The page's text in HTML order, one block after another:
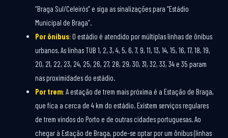
“Braga Sul/Celeirós” e siga as sinalizações para “Estádio
Municipal de Braga”.
Por ônibus: O estádio é atendido por múltiplas linhas de ônibus
urbanos. As linhas TUB 1, 2, 3, 4, 5, 6, 7, 9, 11, 13, 14, 15, 16, 17, 18, 19,
20, 21, 22, 23, 24, 25, 26, 27, 28, 29, 30, 31, 32, 33, 34 e 35 param
nas proximidades do estádio.
Por trem: A estação de trem mais próxima é a Estação de Braga,
que fica a cerca de 4 km do estádio. Existem serviços regulares
de trem vindos do Porto e de outras cidades portuguesas. Ao
chegar à Estação de Braga, pode-se optar por um ônibus (linhas